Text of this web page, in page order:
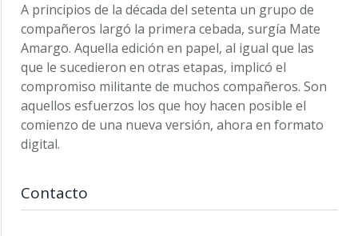
A principios de la década del setenta un grupo de
compañeros largó la primera cebada, surgía Mate
Amargo. Aquella edición en papel, al igual que las
que le sucedieron en otras etapas, implicó el
compromiso militante de muchos compañeros. Son
aquellos esfuerzos los que hoy hacen posible el
comienzo de una nueva versión, ahora en formato
digital.
Contacto